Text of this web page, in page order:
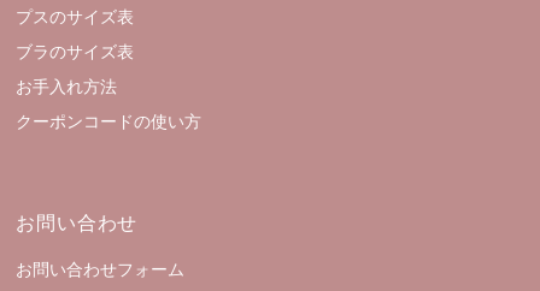
プスのサイズ表
ブラのサイズ表
お手入れ方法
クーポンコードの使い方
お問い合わせ
お問い合わせフォーム